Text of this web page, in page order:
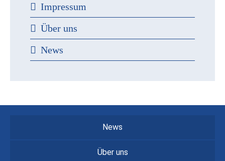
Impressum
Über uns
News
News
Über uns